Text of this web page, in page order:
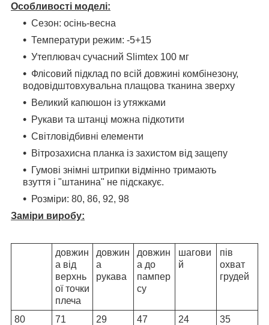
Особливості моделі:
Сезон: осінь-весна
Температури режим: -5+15
Утеплювач сучасний Slimtex 100 мг
Флісовий підклад по всій довжині комбінезону,
водовідштовхувальна плащова тканина зверху
Великий капюшон із утяжками
Рукави та штанці можна підкотити
Світловідбивні елементи
Вітрозахисна планка із захистом від защепу
Гумові знімні штрипки відмінно тримають
взуття і "штанина" не підскакує.
Розміри: 80, 86, 92, 98
Заміри виробу:
довжин
а від
верхнь
ої точки
плеча
довжин
а
рукава
довжин
а до
пампер
су
шагови
й
пів
охват
грудей
80 71 29 47 24
35